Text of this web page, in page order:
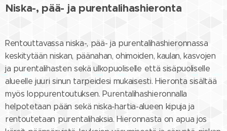
Niska-, pää- ja purentalihashieronta
Rentouttavassa niska-, pää- ja purentalihashieronnassa
keskitytään niskan, päänahan, ohimoiden, kaulan, kasvojen
ja purentalihasten sekä ulkopuoliselle että sisäpuoliselle
alueelle juuri sinun tarpeidesi mukaisesti. Hieronta sisältää
myös loppurentoutuksen. Purentalihashieronnalla
helpotetaan pään sekä niska-hartia-alueen kipuja ja
rentoutetaan purentalihaksia. Hieronnasta on apua jos